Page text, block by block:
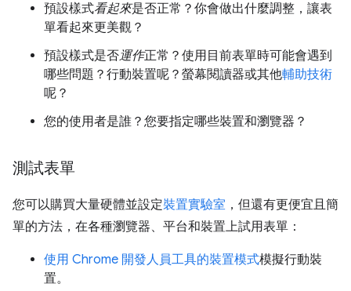
預設樣式看起來是否正常？你會做出什麼調整，讓表
單看起來更美觀？
預設樣式是否運作正常？使用目前表單時可能會遇到
哪些問題？行動裝置呢？螢幕閱讀器或其他輔助技術
呢？
您的使用者是誰？您要指定哪些裝置和瀏覽器？
測試表單
您可以購買大量硬體並設定裝置實驗室 ，但還有更便宜且簡
單的方法，在各種瀏覽器、平台和裝置上試用表單：
使用 Chrome 開發人員工具的裝置模式模擬行動裝
置。